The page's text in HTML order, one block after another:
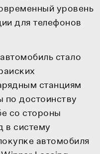
уровень
для телефонов
стало
станциям
по достоинству
со стороны
в систему
автомобиля